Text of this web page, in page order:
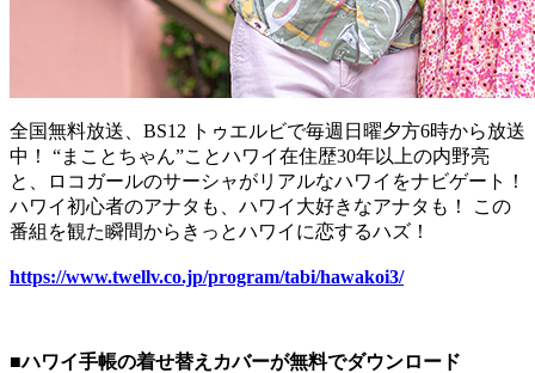
全国無料放送、BS12 トゥエルビで毎週日曜夕方6時から放送
中！ “まことちゃん”ことハワイ在住歴30年以上の内野亮
と、ロコガールのサーシャがリアルなハワイをナビゲート！
ハワイ初心者のアナタも、ハワイ大好きなアナタも！ この
番組を観た瞬間からきっとハワイに恋するハズ！
https://www.twellv.co.jp/program/tabi/hawakoi3/
■ハワイ手帳の着せ替えカバーが無料でダウンロード